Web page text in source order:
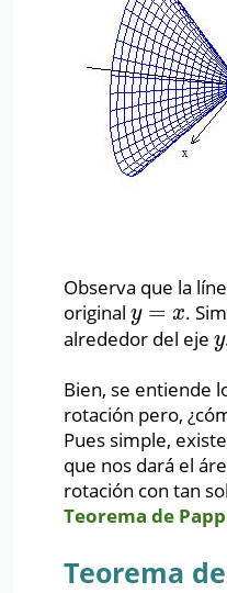
Observa que la
original y = x
y=x
.
alrededor del eje y
y
Bien, se entiende
rotación pero,
Pues simple,
que nos dará el
rotación con tan
Teorema de
Teorema